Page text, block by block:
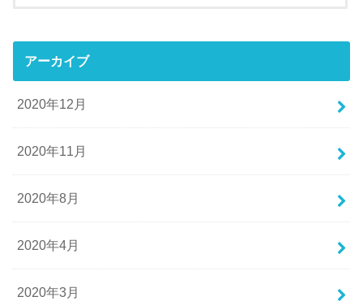
アーカイブ
2020年12月
2020年11月
2020年8月
2020年4月
2020年3月